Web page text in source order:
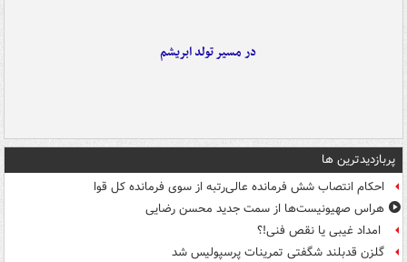
در مسیر تولد ابریشم
پربازدیدترین ها
احکام انتصاب شش فرمانده عالی‌رتبه از سوی فرمانده کل قوا
هراس صهیونیست‌ها از سمت جدید محسن رضایی
امداد غیبی یا نقص فنی!؟
گلزن قدبلند شگفتی تمرینات پرسپولیس شد